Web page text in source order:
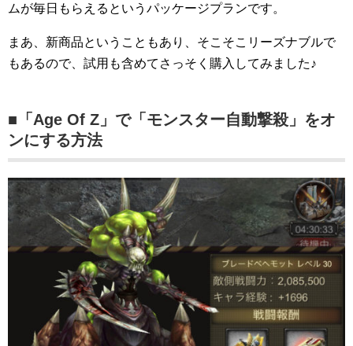
ムが毎日もらえるというパッケージプランです。
まあ、新商品ということもあり、そこそこリーズナブルで
もあるので、試用も含めてさっそく購入してみました♪
■「Age Of Z」で「モンスター自動撃殺」をオ
ンにする方法